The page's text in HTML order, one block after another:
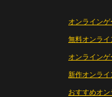
オンラインゲ
無料オンライ
オンライン
新作オンライ
おすすめオ